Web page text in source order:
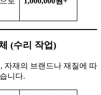
(수리 작업)
자재의 브랜드나 재질에 따
니다.